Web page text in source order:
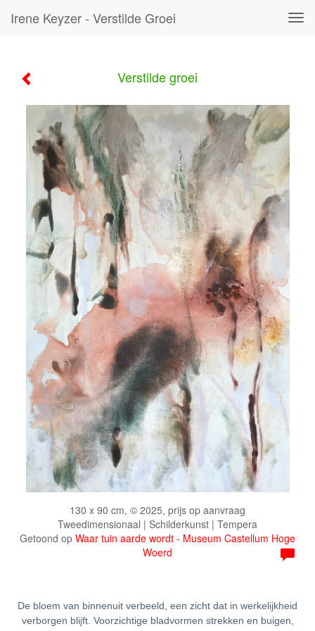
Irene Keyzer - Verstilde Groei
Verstilde groei
130 x 90 cm, © 2025, prijs op aanvraag
Tweedimensionaal | Schilderkunst | Tempera
Getoond op Waar tuin aarde wordt - Museum Castellum Hoge
Woerd
De bloem van binnenuit verbeeld, een zicht dat in werkelijkheid
verborgen blijft. Voorzichtige bladvormen strekken en buigen,